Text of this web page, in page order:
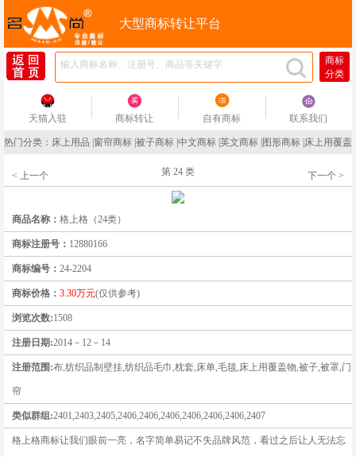
大型商标转让平台
商标
分类
天猫入驻 商标转让 自有商标 联系我们
热门分类： 床上用品 窗帘商标 被子商标 中文商标 英文商标 图形商标 床上用覆盖
< 上一个 第 24 类 下一个 >
商品名称： 格上格（24类）
商标注册号： 12880166
商标编号： 24-2204
商标价格： 3.30万元(仅供参考)
浏览次数:1508
注册日期:2014－12－14
注册范围:布,纺织品制壁挂,纺织品毛巾,枕套,床单,毛毯,床上用覆盖物,被子,被罩,门
帘
类似群组:2401,2403,2405,2406,2406,2406,2406,2406,2406,2407
格上格商标让我们眼前一亮，名字简单易记不失品牌风范，看过之后让人无法忘